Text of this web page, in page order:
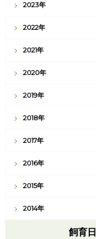
2023年
2022年
2021年
2020年
2019年
2018年
2017年
2016年
2015年
2014年
飼育